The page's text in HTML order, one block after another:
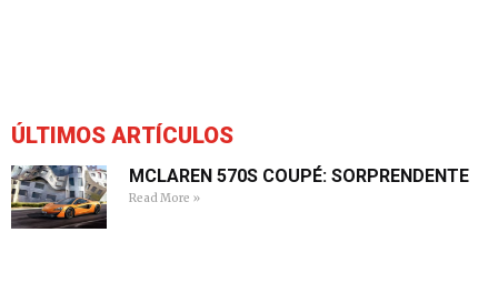
ÚLTIMOS ARTÍCULOS
MCLAREN 570S COUPÉ: SORPRENDENTE
Read More »